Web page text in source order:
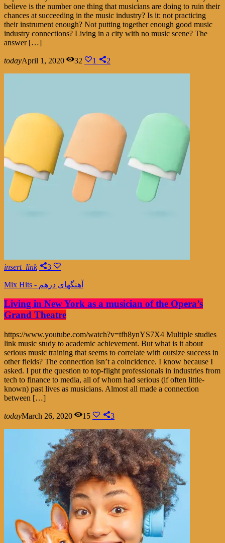
believe is the number one thing that musicians are doing to ruin their
chances at succeeding in the music industry? Is it: not practicing
their instrument enough? Not putting together enough good music
industry connections? Living in a city with no music scene? The
answer […]
todayApril 1, 2020 32 1 2
insert_link 3
Mix Hits - آهنگهای درهم
Living in New York as a musician of the Opera’s
Grand Theatre
https://www.youtube.com/watch?v=tfh8ynYS7X4 Multiple studies
link music study to academic achievement. But what is it about
serious music training that seems to correlate with outsize success in
other fields? The connection isn’t a coincidence. I know because I
asked. I put the question to top-flight professionals in industries from
tech to finance to media, all of whom had serious (if often little-
known) past lives as musicians. Almost all made a connection
between […]
todayMarch 26, 2020 15 3